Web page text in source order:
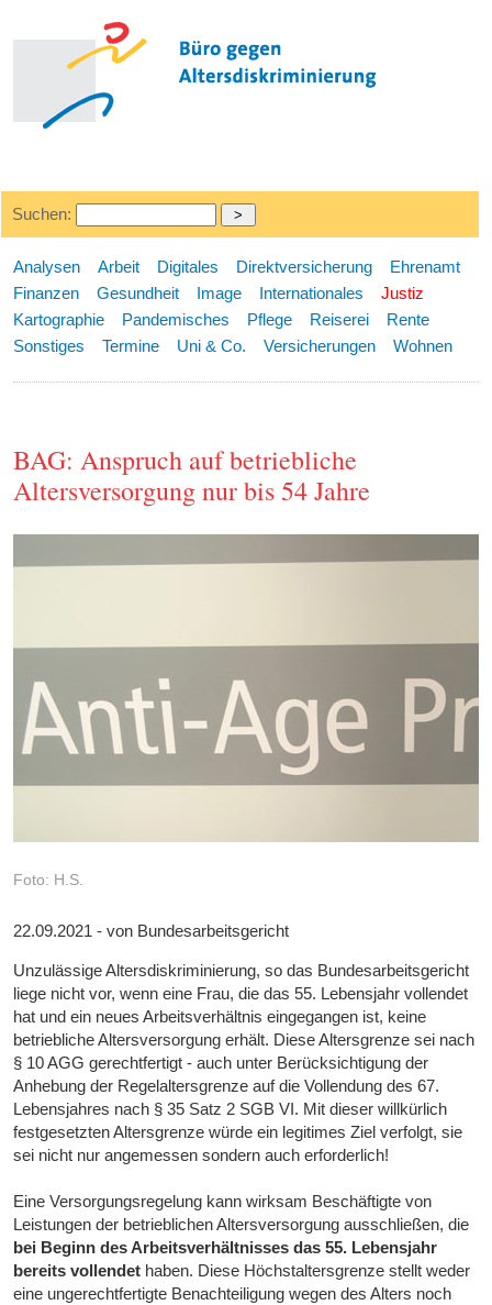
Suchen:
Analysen Arbeit Digitales Direktversicherung
Ehrenamt
Finanzen
Gesundheit Image Internationales
Justiz
Kartographie
Pandemisches Pflege Reiserei
Rente
Sonstiges
Termine Uni & Co. Versicherungen Wohnen
BAG: Anspruch auf betriebliche
Altersversorgung nur bis 54 Jahre
Foto: H.S.
22.09.2021 - von Bundesarbeitsgericht
Unzulässige Altersdiskriminierung, so das Bundesarbeitsgericht
liege nicht vor, wenn eine Frau, die das 55. Lebensjahr vollendet
hat und ein neues Arbeitsverhältnis eingegangen ist, keine
betriebliche Altersversorgung erhält. Diese Altersgrenze sei nach
§ 10 AGG gerechtfertigt - auch unter Berücksichtigung der
Anhebung der Regelaltersgrenze auf die Vollendung des 67.
Lebensjahres nach § 35 Satz 2 SGB VI. Mit dieser willkürlich
festgesetzten Altersgrenze würde ein legitimes Ziel verfolgt, sie
sei nicht nur angemessen sondern auch erforderlich!
Eine Versorgungsregelung kann wirksam Beschäftigte von
Leistungen der betrieblichen Altersversorgung ausschließen, die
bei Beginn des Arbeitsverhältnisses das 55. Lebensjahr
bereits vollendet haben. Diese Höchstaltersgrenze stellt weder
eine ungerechtfertigte Benachteiligung wegen des Alters noch